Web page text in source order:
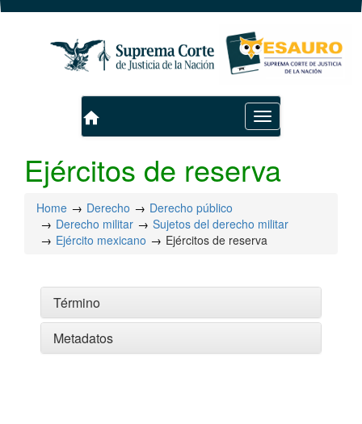
Toggle
navigation
home
Ejércitos de reserva
Home Derecho
Derecho público
Derecho militar
Sujetos del derecho militar
Ejército mexicano
Ejércitos de reserva
Término
Metadatos